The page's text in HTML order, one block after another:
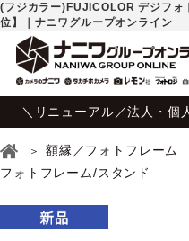
(フジカラー)FUJICOLOR デジフ
位】｜ナニワグループオンライン
＼リニューアル／法人・個
額縁／フォトフレーム
フォトフレーム/スタンド